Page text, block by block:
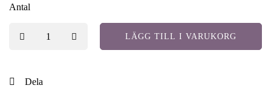
Antal
LÄGG TILL I VARUKORG
Dela